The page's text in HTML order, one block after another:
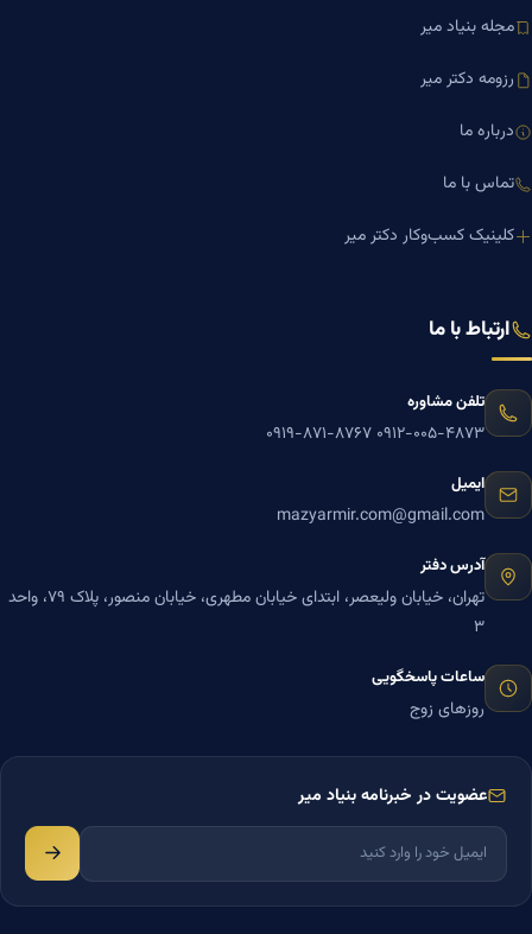
مجله بنیاد میر
رزومه دکتر میر
درباره ما
تماس با ما
کلینیک کسب‌وکار دکتر میر
ارتباط با ما
تلفن مشاوره
۰۹۱۲-۰۰۵-۴۸۷۳ ۰۹۱۹-۸۷۱-۸۷۶۷
ایمیل
mazyarmir.com@gmail.com
آدرس دفتر
تهران، خیابان ولیعصر، ابتدای خیابان مطهری، خیابان منصور، پلاک ۷۹، واحد
۳
ساعات پاسخگویی
روزهای زوج
عضویت در خبرنامه بنیاد میر